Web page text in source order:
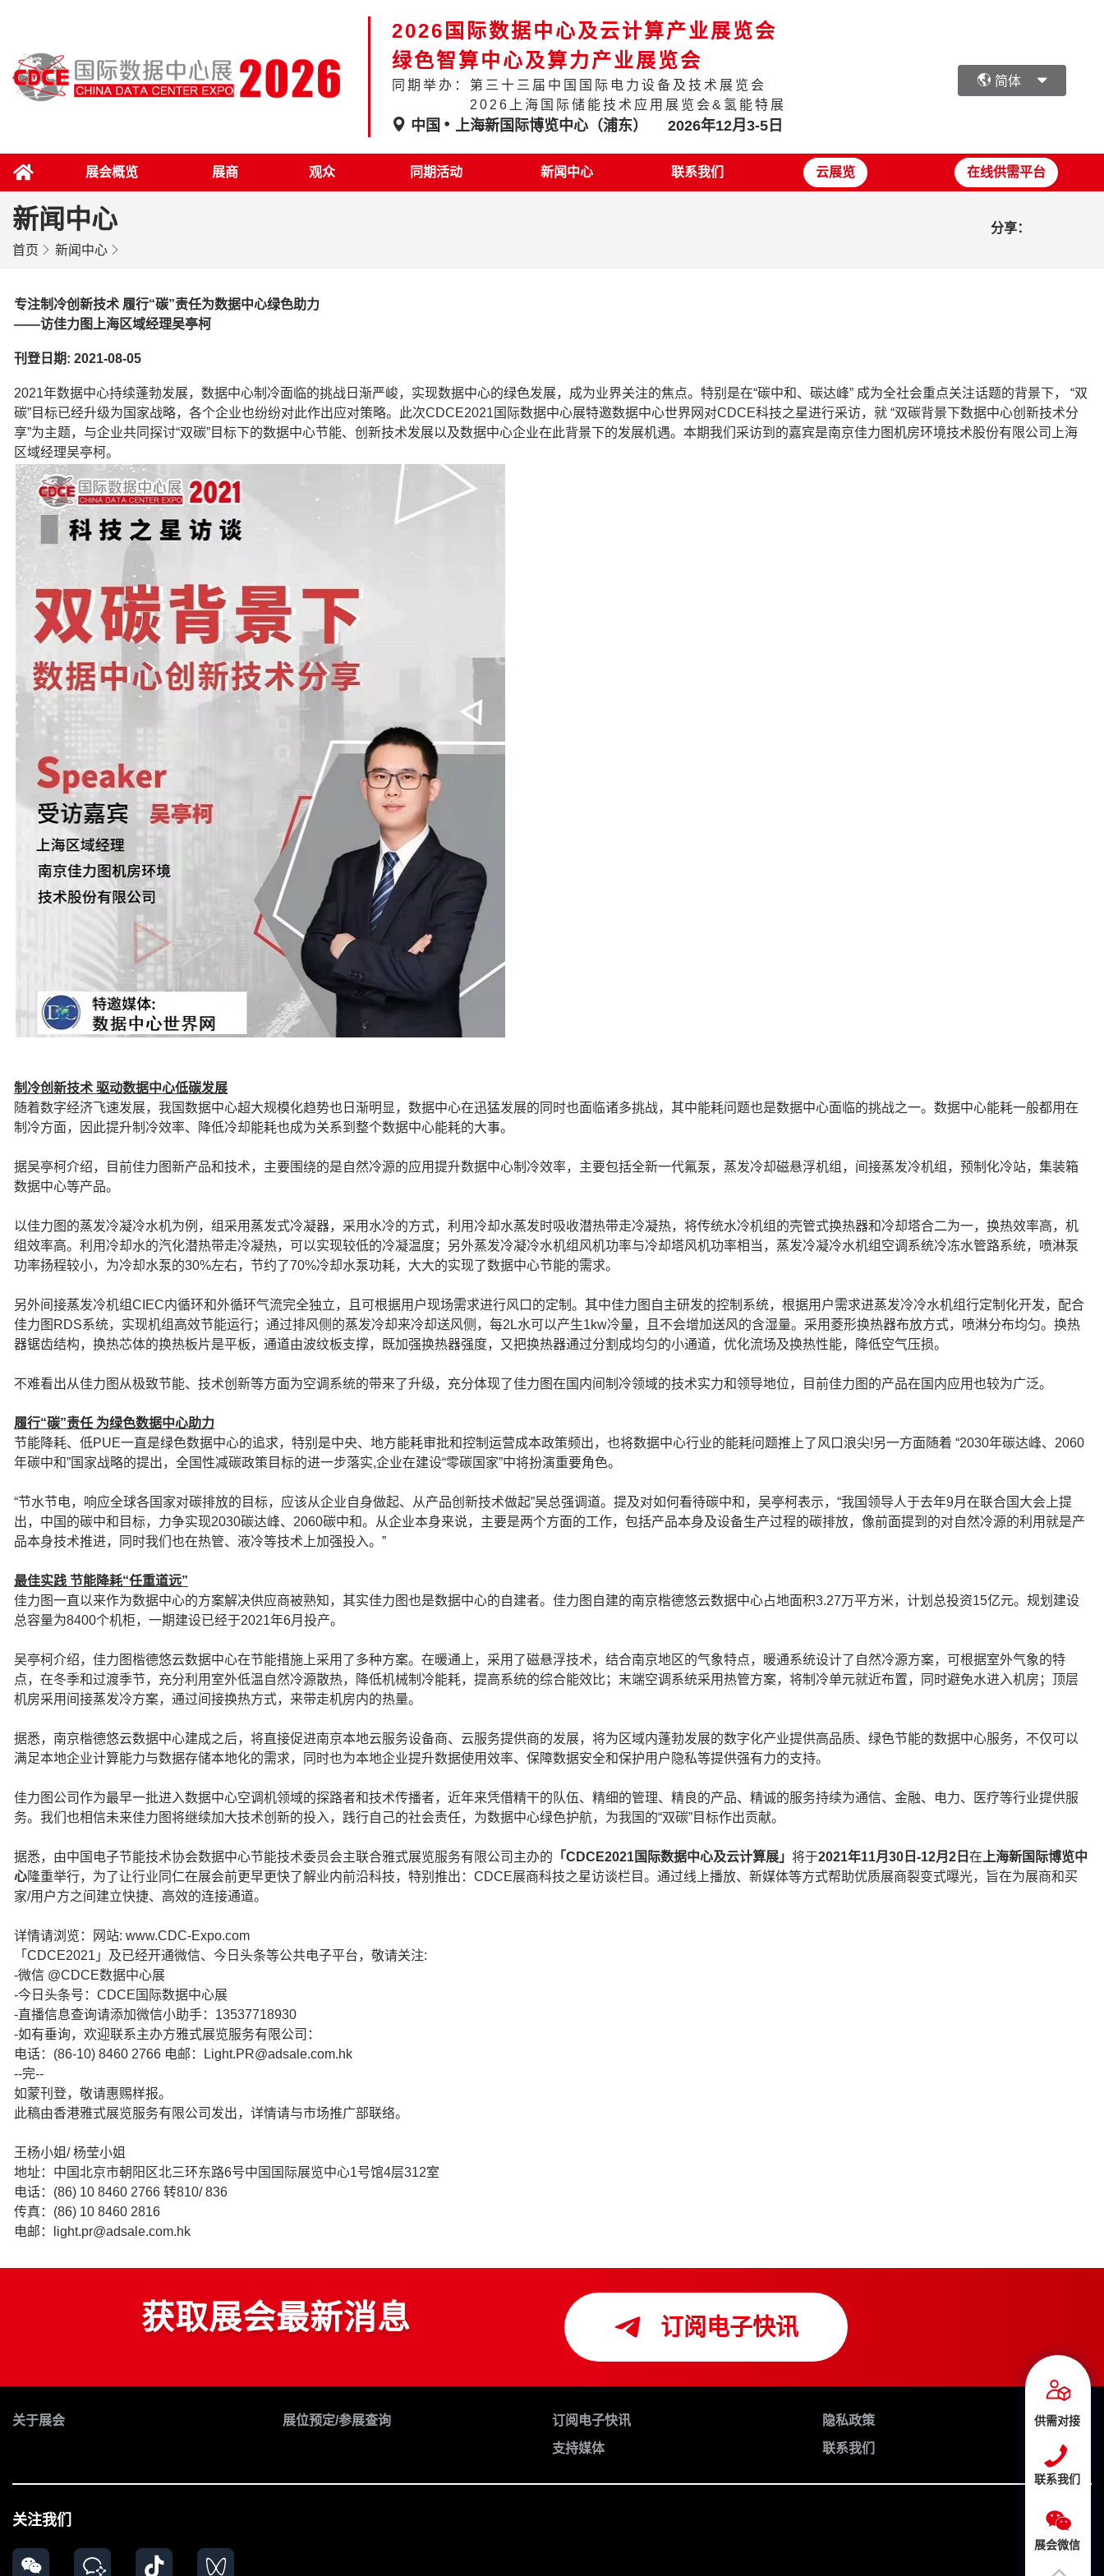
2026国际数据中心及云计算产业展览会
绿色智算中心及算力产业展览会
同期举办：第三十三届中国国际电力设备及技术展览会
2026上海国际储能技术应用展览会&氢能特展
中国 上海新国际博览中心（浦东） 2026年12月3-5日
简体
展会概览 展商 观众 同期活动 新闻中心 联系我们 云展览 在线供需平台
新闻中心
首页 新闻中心
分享：
专注制冷创新技术 履行“碳”责任为数据中心绿色助力
——访佳力图上海区域经理吴亭柯
刊登日期: 2021-08-05
2021年数据中心持续蓬勃发展，数据中心制冷面临的挑战日渐严峻，实现数据中心的绿色发展，成为业界关注的焦点。特别是在“碳中和、碳达峰” 成为全社会重点关注话题的背景下， “双
碳”目标已经升级为国家战略，各个企业也纷纷对此作出应对策略。此次CDCE2021国际数据中心展特邀数据中心世界网对CDCE科技之星进行采访，就 “双碳背景下数据中心创新技术分
享”为主题，与企业共同探讨“双碳”目标下的数据中心节能、创新技术发展以及数据中心企业在此背景下的发展机遇。本期我们采访到的嘉宾是南京佳力图机房环境技术股份有限公司上海
区域经理吴亭柯。
制冷创新技术 驱动数据中心低碳发展
随着数字经济飞速发展，我国数据中心超大规模化趋势也日渐明显，数据中心在迅猛发展的同时也面临诸多挑战，其中能耗问题也是数据中心面临的挑战之一。数据中心能耗一般都用在
制冷方面，因此提升制冷效率、降低冷却能耗也成为关系到整个数据中心能耗的大事。
据吴亭柯介绍，目前佳力图新产品和技术，主要围绕的是自然冷源的应用提升数据中心制冷效率，主要包括全新一代氟泵，蒸发冷却磁悬浮机组，间接蒸发冷机组，预制化冷站，集装箱
数据中心等产品。
以佳力图的蒸发冷凝冷水机为例，组采用蒸发式冷凝器，采用水冷的方式，利用冷却水蒸发时吸收潜热带走冷凝热，将传统水冷机组的壳管式换热器和冷却塔合二为一，换热效率高，机
组效率高。利用冷却水的汽化潜热带走冷凝热，可以实现较低的冷凝温度；另外蒸发冷凝冷水机组风机功率与冷却塔风机功率相当，蒸发冷凝冷水机组空调系统冷冻水管路系统，喷淋泵
功率扬程较小，为冷却水泵的30%左右，节约了70%冷却水泵功耗，大大的实现了数据中心节能的需求。
另外间接蒸发冷机组CIEC内循环和外循环气流完全独立，且可根据用户现场需求进行风口的定制。其中佳力图自主研发的控制系统，根据用户需求进蒸发冷冷水机组行定制化开发，配合
佳力图RDS系统，实现机组高效节能运行；通过排风侧的蒸发冷却来冷却送风侧，每2L水可以产生1kw冷量，且不会增加送风的含湿量。采用菱形换热器布放方式，喷淋分布均匀。换热
器锯齿结构，换热芯体的换热板片是平板，通道由波纹板支撑，既加强换热器强度，又把换热器通过分割成均匀的小通道，优化流场及换热性能，降低空气压损。
不难看出从佳力图从极致节能、技术创新等方面为空调系统的带来了升级，充分体现了佳力图在国内间制冷领域的技术实力和领导地位，目前佳力图的产品在国内应用也较为广泛。
履行“碳”责任 为绿色数据中心助力
节能降耗、低PUE一直是绿色数据中心的追求，特别是中央、地方能耗审批和控制运营成本政策频出，也将数据中心行业的能耗问题推上了风口浪尖!另一方面随着 “2030年碳达峰、2060
年碳中和”国家战略的提出，全国性减碳政策目标的进一步落实,企业在建设“零碳国家”中将扮演重要角色。
“节水节电，响应全球各国家对碳排放的目标，应该从企业自身做起、从产品创新技术做起”吴总强调道。提及对如何看待碳中和，吴亭柯表示，“我国领导人于去年9月在联合国大会上提
出，中国的碳中和目标，力争实现2030碳达峰、2060碳中和。从企业本身来说，主要是两个方面的工作，包括产品本身及设备生产过程的碳排放，像前面提到的对自然冷源的利用就是产
品本身技术推进，同时我们也在热管、液冷等技术上加强投入。”
最佳实践 节能降耗“任重道远”
佳力图一直以来作为数据中心的方案解决供应商被熟知，其实佳力图也是数据中心的自建者。佳力图自建的南京楷德悠云数据中心占地面积3.27万平方米，计划总投资15亿元。规划建设
总容量为8400个机柜，一期建设已经于2021年6月投产。
吴亭柯介绍，佳力图楷德悠云数据中心在节能措施上采用了多种方案。在暖通上，采用了磁悬浮技术，结合南京地区的气象特点，暖通系统设计了自然冷源方案，可根据室外气象的特
点，在冬季和过渡季节，充分利用室外低温自然冷源散热，降低机械制冷能耗，提高系统的综合能效比；末端空调系统采用热管方案，将制冷单元就近布置，同时避免水进入机房；顶层
机房采用间接蒸发冷方案，通过间接换热方式，来带走机房内的热量。
据悉，南京楷德悠云数据中心建成之后，将直接促进南京本地云服务设备商、云服务提供商的发展，将为区域内蓬勃发展的数字化产业提供高品质、绿色节能的数据中心服务，不仅可以
满足本地企业计算能力与数据存储本地化的需求，同时也为本地企业提升数据使用效率、保障数据安全和保护用户隐私等提供强有力的支持。
佳力图公司作为最早一批进入数据中心空调机领域的探路者和技术传播者，近年来凭借精干的队伍、精细的管理、精良的产品、精诚的服务持续为通信、金融、电力、医疗等行业提供服
务。我们也相信未来佳力图将继续加大技术创新的投入，践行自己的社会责任，为数据中心绿色护航，为我国的“双碳”目标作出贡献。
据悉，由中国电子节能技术协会数据中心节能技术委员会主联合雅式展览服务有限公司主办的 「CDCE2021国际数据中心及云计算展」 将于2021年11月30日-12月2日 在 上海新国际博览中
心隆重举行，为了让行业同仁在展会前更早更快了解业内前沿科技，特别推出：CDCE展商科技之星访谈栏目。通过线上播放、新媒体等方式帮助优质展商裂变式曝光，旨在为展商和买
家/用户方之间建立快捷、高效的连接通道。
详情请浏览：网站: www.CDC-Expo.com
「CDCE2021」及已经开通微信、今日头条等公共电子平台，敬请关注:
-微信 @CDCE数据中心展
-今日头条号：CDCE国际数据中心展
-直播信息查询请添加微信小助手：13537718930
-如有垂询，欢迎联系主办方雅式展览服务有限公司：
电话：(86-10) 8460 2766 电邮：Light.PR@adsale.com.hk
--完--
如蒙刊登，敬请惠赐样报。
此稿由香港雅式展览服务有限公司发出，详情请与市场推广部联络。
王杨小姐/ 杨莹小姐
地址：中国北京市朝阳区北三环东路6号中国国际展览中心1号馆4层312室
电话：(86) 10 8460 2766 转810/ 836
传真：(86) 10 8460 2816
电邮：light.pr@adsale.com.hk
获取展会最新消息 订阅电子快讯
关于展会 展位预定/参展查询
订阅电子快讯
支持媒体
隐私政策
联系我们
关注我们
供需对接
联系我们
展会微信